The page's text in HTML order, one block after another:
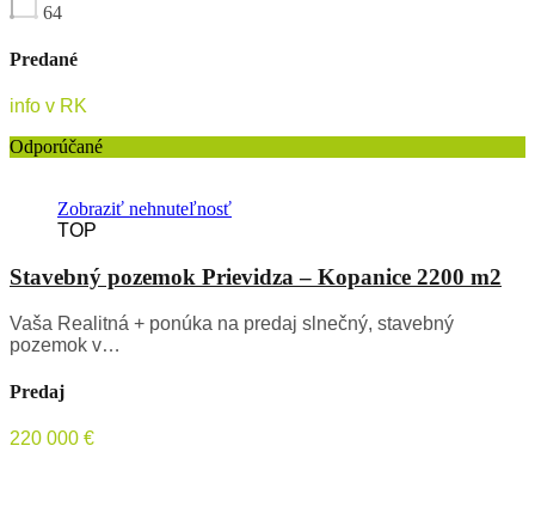
64
Predané
info v RK
Odporúčané
Zobraziť nehnuteľnosť
TOP
Stavebný pozemok Prievidza – Kopanice 2200 m2
Vaša Realitná + ponúka na predaj slnečný, stavebný
pozemok v…
Predaj
220 000 €